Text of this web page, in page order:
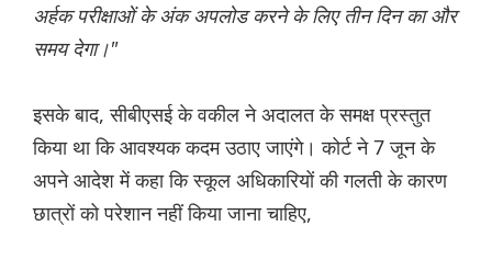
अर्हक परीक्षाओं के अंक अपलोड करने के लिए तीन दिन का और
समय देगा।"
इसके बाद, सीबीएसई के वकील ने अदालत के समक्ष प्रस्तुत
किया था कि आवश्यक कदम उठाए जाएंगे। कोर्ट ने 7 जून के
अपने आदेश में कहा कि स्कूल अधिकारियों की गलती के कारण
छात्रों को परेशान नहीं किया जाना चाहिए,